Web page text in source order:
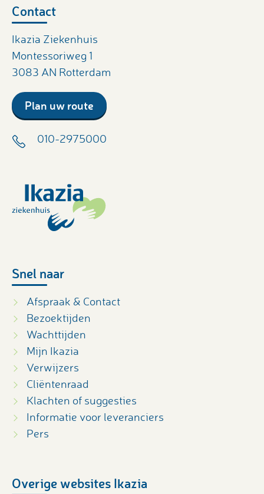
Contact
Ikazia Ziekenhuis
Montessoriweg 1
3083 AN Rotterdam
Plan uw route
010-2975000
Snel naar
Afspraak & Contact
Bezoektijden
Wachttijden
Mijn Ikazia
Verwijzers
Cliëntenraad
Klachten of suggesties
Informatie voor leveranciers
Pers
Overige websites Ikazia